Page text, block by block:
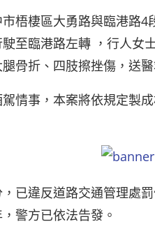
梧棲區大勇路與臨港路
至臨港路左轉 ，行人女
骨折、四肢擦挫傷，送
情事，本案將依規定製
已違反道路交通管理處
警方已依法告發。